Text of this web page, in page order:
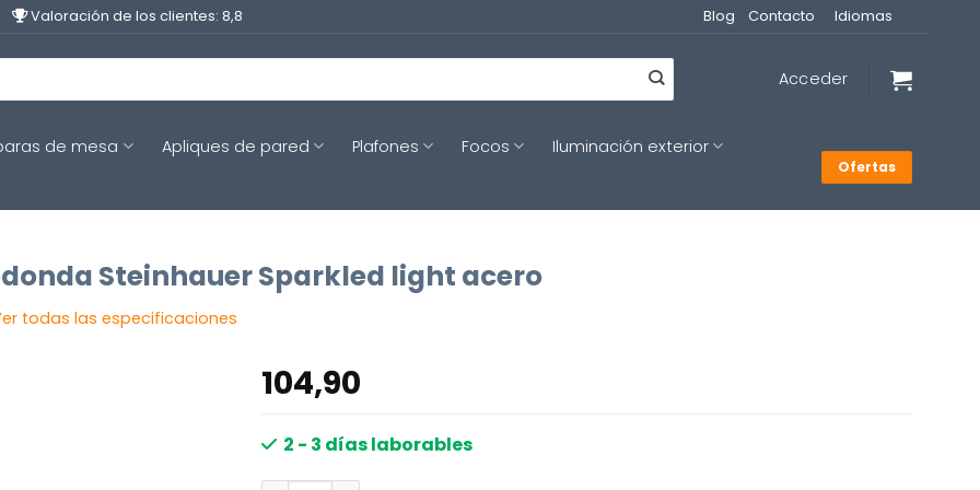
Valoración de los clientes: 8,8 Blog Contacto Idiomas
Acceder
de mesa Apliques de pared Plafones Focos
Iluminación exterior
Ofertas
Steinhauer Sparkled light acero
todas las especificaciones
104,90
2 - 3 días laborables